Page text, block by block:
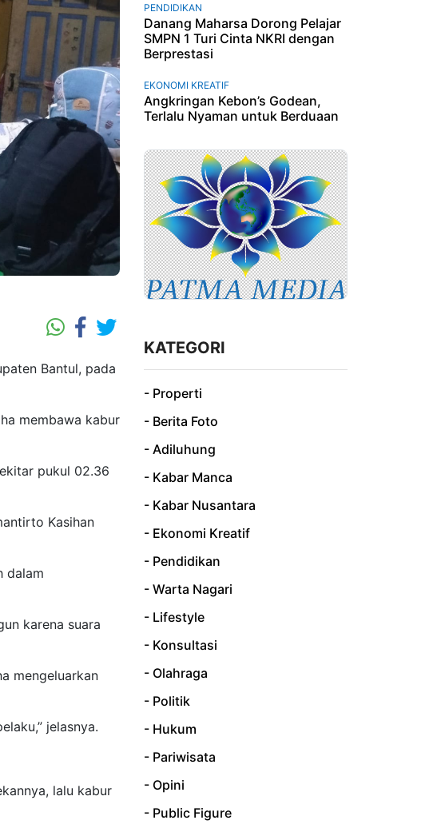
Bantul, pada
membawa kabur
pukul 02.36
Kasihan
dalam
karena suara
mengeluarkan
jelasnya.
lalu kabur
PENDIDIKAN
Danang Maharsa Dorong Pelajar
SMPN 1 Turi Cinta NKRI dengan
Berprestasi
EKONOMI KREATIF
Angkringan Kebon’s Godean,
Terlalu Nyaman untuk Berduaan
KATEGORI
- Properti
- Berita Foto
- Adiluhung
- Kabar Manca
- Kabar Nusantara
- Ekonomi Kreatif
- Pendidikan
- Warta Nagari
- Lifestyle
- Konsultasi
- Olahraga
- Politik
- Hukum
- Pariwisata
- Opini
- Public Figure